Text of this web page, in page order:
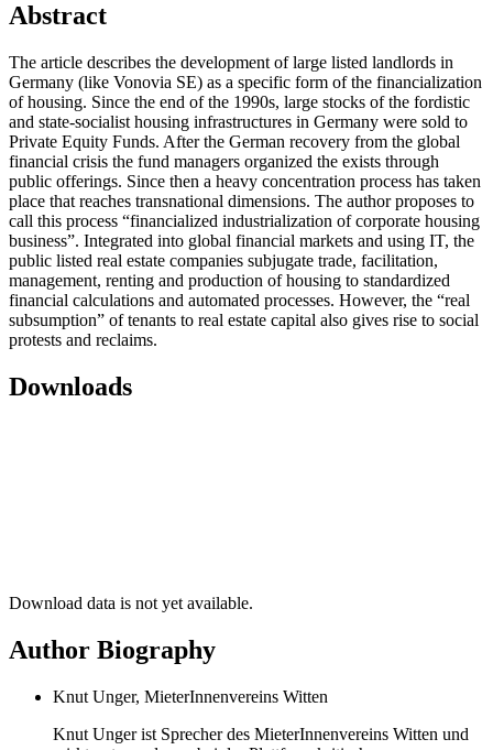
Abstract
The article describes the development of large listed landlords in
Germany (like Vonovia SE) as a specific form of the financialization
of housing. Since the end of the 1990s, large stocks of the fordistic
and state-socialist housing infrastructures in Germany were sold to
Private Equity Funds. After the German recovery from the global
financial crisis the fund managers organized the exists through
public offerings. Since then a heavy concentration process has taken
place that reaches transnational dimensions. The author proposes to
call this process “financialized industrialization of corporate housing
business”. Integrated into global financial markets and using IT, the
public listed real estate companies subjugate trade, facilitation,
management, renting and production of housing to standardized
financial calculations and automated processes. However, the “real
subsumption” of tenants to real estate capital also gives rise to social
protests and reclaims.
Downloads
Download data is not yet available.
Author Biography
Knut Unger, MieterInnenvereins Witten
Knut Unger ist Sprecher des MieterInnenvereins Witten und